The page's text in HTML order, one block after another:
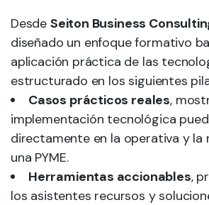
Desde Seiton Business
diseñado un enfoque formativo
aplicación práctica de las
estructurado en los siguientes
Casos prácticos reales,
implementación tecnológica
directamente en la operativa y la
una PYME.
Herramientas accionables,
los asistentes recursos y